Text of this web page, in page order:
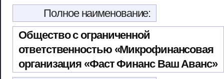
Полное наименование:
Общество с ограниченной
ответственностью «Микрофинансовая
организация «Фаст Финанс Ваш Аванс»